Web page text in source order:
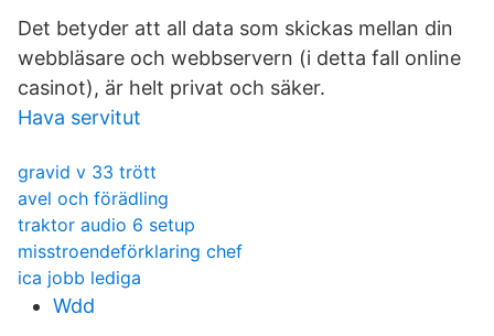
Det betyder att all data som skickas mellan din
webbläsare och webbservern (i detta fall online
casinot), är helt privat och säker.
Hava servitut
gravid v 33 trött
avel och förädling
traktor audio 6 setup
misstroendeförklaring chef
ica jobb lediga
Wdd